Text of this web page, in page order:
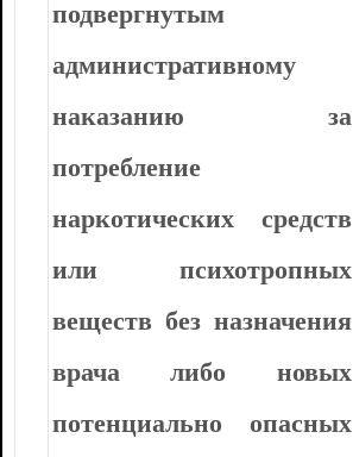
подвергнутым
административному
наказанию за
потребление
наркотических средств
или психотропных
веществ без назначения
врача либо новых
потенциально опасных